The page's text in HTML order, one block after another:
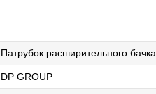
Патрубок расширительного бачка
DP GROUP